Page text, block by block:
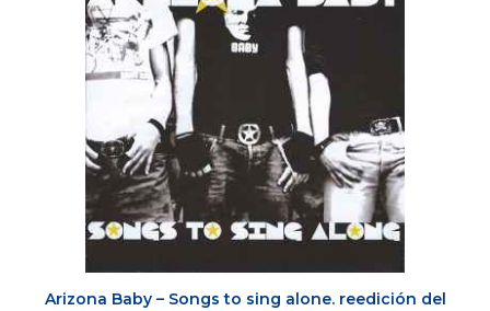
Arizona Baby – Songs to sing alone. reedición del